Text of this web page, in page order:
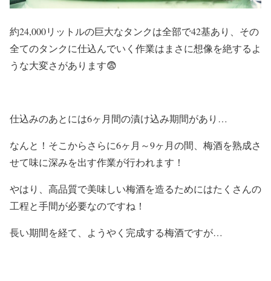
約24,000リットルの巨大なタンクは全部で42基あり、その
全てのタンクに仕込んでいく作業はまさに想像を絶するよ
うな大変さがあります😨
仕込みのあとには6ヶ月間の漬け込み期間があり…
なんと！そこからさらに6ヶ月～9ヶ月の間、梅酒を熟成さ
せて味に深みを出す作業が行われます！
やはり、高品質で美味しい梅酒を造るためにはたくさんの
工程と手間が必要なのですね！
長い期間を経て、ようやく完成する梅酒ですが…